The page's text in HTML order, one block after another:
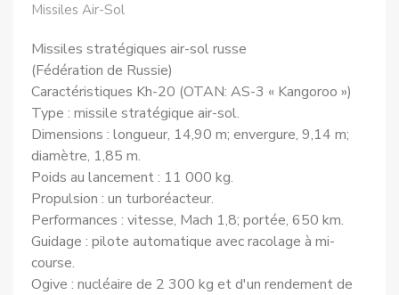
Missiles Air-Sol
Missiles stratégiques air-sol russe
(Fédération de Russie)
Caractéristiques Kh-20 (OTAN: AS-3 « Kangoroo »)
Type : missile stratégique air-sol.
Dimensions : longueur, 14,90 m; envergure, 9,14 m;
diamètre, 1,85 m.
Poids au lancement : 11 000 kg.
Propulsion : un turboréacteur.
Performances : vitesse, Mach 1,8; portée, 650 km.
Guidage : pilote automatique avec racolage à mi-
course.
Ogive : nucléaire de 2 300 kg et d'un rendement de